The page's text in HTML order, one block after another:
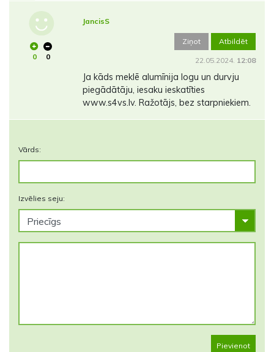
0 0
JancisS
Ziņot Atbildēt
22.05.2024. 12:08
Ja kāds meklē alumīnija logu un durvju
piegādātāju, iesaku ieskatīties
www.s4vs.lv. Ražotājs, bez starpniekiem.
Vārds:
Izvēlies seju:
Pievienot